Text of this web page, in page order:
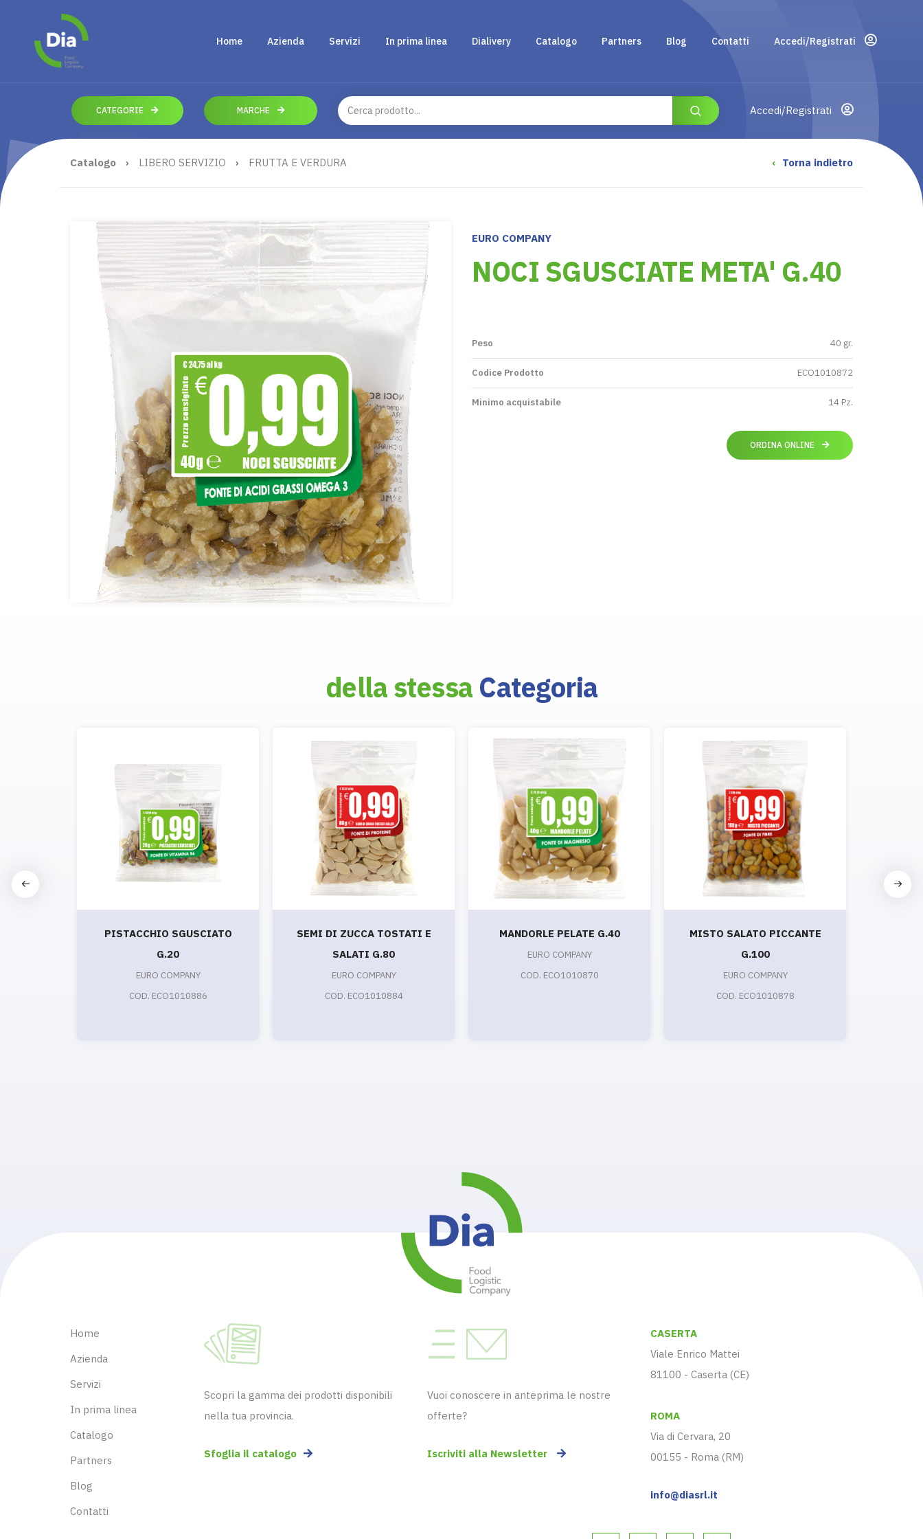
Home Azienda Servizi In prima linea Dialivery Catalogo Partners Blog Contatti Accedi/Registrati
CATEGORIE MARCHE Accedi/Registrati
Catalogo › LIBERO SERVIZIO › FRUTTA E VERDURA ‹ Torna indietro
EURO COMPANY
NOCI SGUSCIATE META' G.40
Peso 40 gr.
Codice Prodotto ECO1010872
Minimo acquistabile 14 Pz.
ORDINA ONLINE
della stessa Categoria
PISTACCHIO SGUSCIATO
G.20
EURO COMPANY
COD. ECO1010886
SEMI DI ZUCCA TOSTATI E
SALATI G.80
EURO COMPANY
COD. ECO1010884
MANDORLE PELATE G.40
EURO COMPANY
COD. ECO1010870
MISTO SALATO PICCANTE
G.100
EURO COMPANY
COD. ECO1010878
Home
Azienda
Servizi
In prima linea
Catalogo
Partners
Blog
Contatti
Scopri la gamma dei prodotti disponibili
nella tua provincia.
Sfoglia il catalogo
Vuoi conoscere in anteprima le nostre
offerte?
Iscriviti alla Newsletter
CASERTA
Viale Enrico Mattei
81100 - Caserta (CE)
ROMA
Via di Cervara, 20
00155 - Roma (RM)
info@diasrl.it